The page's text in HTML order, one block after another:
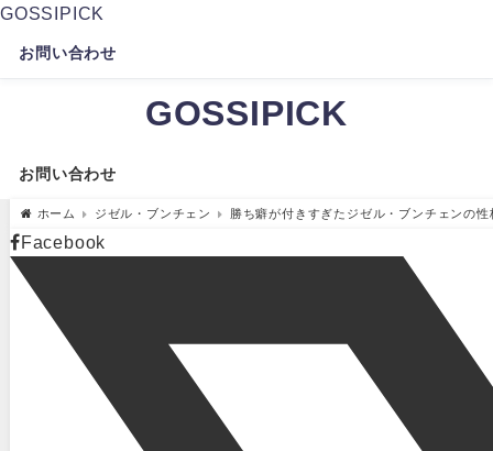
GOSSIPICK
お問い合わせ
GOSSIPICK
お問い合わせ
ホーム ジゼル・ブンチェン 勝ち癖が付きすぎたジゼル・ブンチェンの
Facebook